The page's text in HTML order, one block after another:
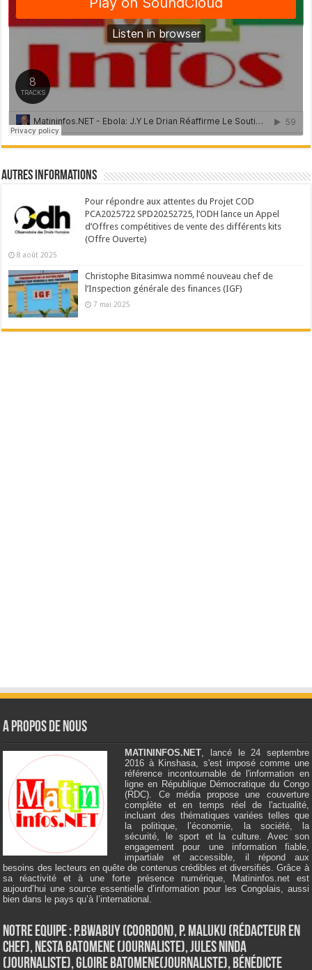
Autres Informations
Pour répondre aux attentes du Projet COD
PCA2025722 SPD20252725, l’ODH lance un Appel
d’Offres compétitives de vente des différents kits
(Offre Ouverte)
8 août 2025
Christophe Bitasimwa nommé nouveau chef de
l’Inspection générale des finances (IGF)
7 mai 2025
A Propos de Nous
MATININFOS.NET, lancé le 24 septembre
2016 à Kinshasa, s'est imposé comme une
référence incontournable de l'information en
ligne en République Démocratique du Congo
(RDC). Ce média propose une couverture
complète et en temps réel de l'actualité,
incluant des thématiques variées telles que
la politique, l’économie, la société, la
sécurité, le sport et la culture. Avec son
engagement pour une information fiable,
impartiale et accessible, il répond aux
besoins des lecteurs en quête de contenus crédibles et diversifiés. Grâce à
sa réactivité et à une forte présence numérique, Matininfos.net est
aujourd’hui une source essentielle d’information pour les Congolais, aussi
bien dans le pays qu’à l’international.
Notre Equipe : P.Bwabuy (Coordon), P. Maluku (Rédacteur en
Chef), Nesta Batomene (Journaliste), Jules Ninda
(Journaliste), Gloire Batomene(Journaliste), Bénédicte